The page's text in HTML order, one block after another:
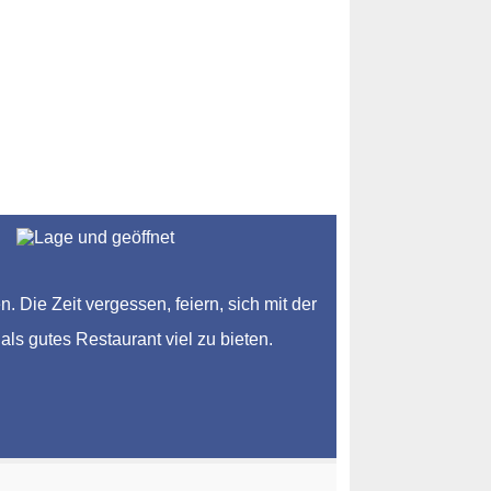
Die Zeit vergessen, feiern, sich mit der
gutes Restaurant viel zu bieten.